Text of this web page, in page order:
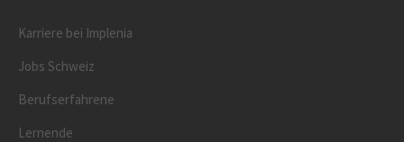
Karriere bei Implenia
Jobs Schweiz
Berufserfahrene
Lernende